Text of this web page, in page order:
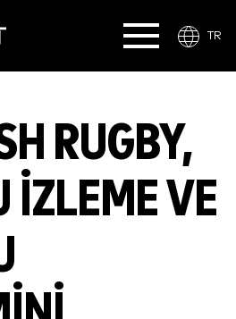
TR
RUGBY,
IZLEME VE